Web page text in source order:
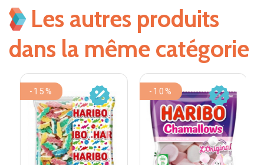
Les autres produits
dans la même catégorie
-15% -10%